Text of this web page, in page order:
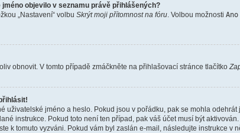
objevilo v seznamu právě přihlášených?
„Nastavení“ volbu Skrýt moji přítomnost na fóru. Volbou možnosti Ano
obnovit. V tomto případě zmáčkněte na přihlašovací stránce tlačítko
uživatelské jméno a heslo. Pokud jsou v pořádku, pak se mohla
instrukce. Pokud toto není ten případ, pak váš účet musí být
k tomuto vyzváni. Pokud vám byl zaslán e-mail, následujte instrukce